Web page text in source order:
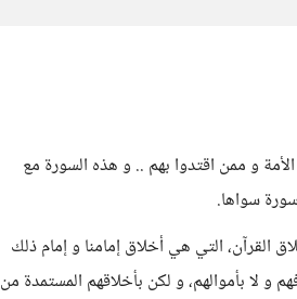
و ممن اقتدوا بهم .. و هذه السورة مع
سواها.
التي هي أخلاق إمامنا و إمام ذلك
و لا بأموالهم، و لكن بأخلاقهم المستمدة من